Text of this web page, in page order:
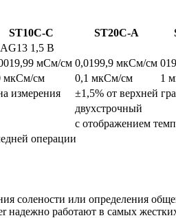
ST10C-C ST20C-A
1,5 В
мСм/см 0,0199,9 мкСм/см
мкСм/см 0,1 мкСм/см 1
измерения
±1,5% от верхней
двухстрочный
с отображением
операции
или определения
надежно работают в самых